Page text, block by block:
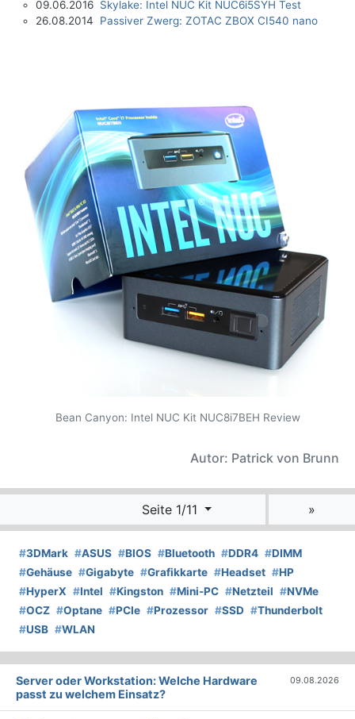
09.06.2016 Skylake: Intel NUC Kit NUC6i5SYH Test
26.08.2014 Passiver Zwerg: ZOTAC ZBOX CI540 nano
Bean Canyon: Intel NUC Kit NUC8i7BEH Review
Autor: Patrick von Brunn
Seite 1/11 »
#3DMark #ASUS #BIOS #Bluetooth #DDR4 #DIMM
#Gehäuse #Gigabyte #Grafikkarte #Headset #HP
#HyperX #Intel #Kingston #Mini-PC #Netzteil #NVMe
#OCZ #Optane #PCIe #Prozessor #SSD #Thunderbolt
#USB #WLAN
Server oder Workstation: Welche Hardware
passt zu welchem Einsatz?
09.08.2026